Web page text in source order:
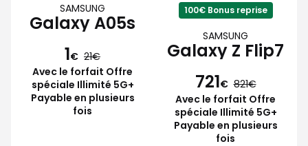
SAMSUNG
Galaxy A05s
1€ 21
Avec le forfait Offre
spéciale Illimité 5G+
Payable en plusieurs
fois
100€ Bonus reprise
SAMSUNG
Galaxy Z Flip7
721€ 821
Avec le forfait Offre
spéciale Illimité 5G+
Payable en plusieurs
fois